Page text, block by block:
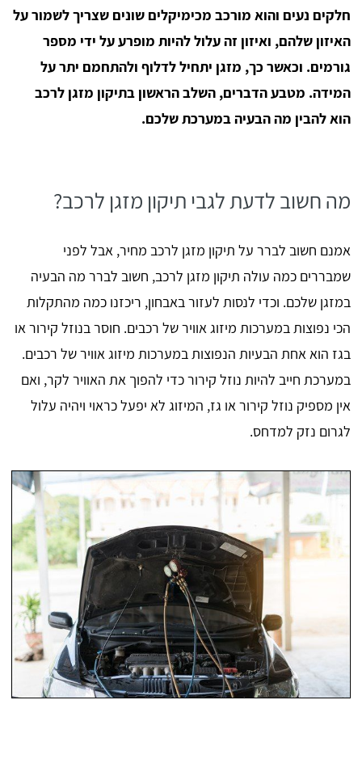
חלקים נעים והוא מורכב מכימיקלים שונים שצריך לשמור על
האיזון שלהם, ואיזון זה עלול להיות מופרע על ידי מספר
גורמים. וכאשר כך, מזגן יתחיל לדלוף ולהתחמם יתר על
המידה. מטבע הדברים, השלב הראשון בתיקון מזגן לרכב
הוא להבין מה הבעיה במערכת שלכם.
מה חשוב לדעת לגבי תיקון מזגן לרכב?
אמנם חשוב לברר על תיקון מזגן לרכב מחיר, אבל לפני
שמבררים כמה עולה תיקון מזגן לרכב, חשוב לברר מה הבעיה
במזגן שלכם. וכדי לנסות לעזור באבחון, ריכזנו כמה מהתקלות
הכי נפוצות במערכות מיזוג אוויר של רכבים. חוסר בנוזל קירור או
בגז הוא אחת הבעיות הנפוצות במערכות מיזוג אוויר של רכבים.
במערכת חייב להיות נוזל קירור כדי להפוך את האוויר לקר, ואם
אין מספיק נוזל קירור או גז, המיזוג לא יפעל כראוי ויהיה עלול
לגרום נזק למדחס.